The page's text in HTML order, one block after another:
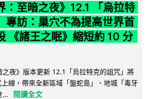
：至暗之夜》12.1 「烏拉特
專訪：巢穴不為提高世界首
《諸王之眠》縮短約 10 分
之夜》版本更新 12.1「烏拉特克的詛咒」將
線，帶來全新區域「盤蛇島」、地城「毒牙
...
閱讀全文